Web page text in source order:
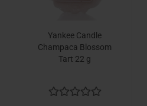
Yankee Candle
Champaca Blossom
Tart 22 g